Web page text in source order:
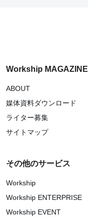
Workship MAGAZINE
ABOUT
媒体資料ダウンロード
ライター募集
サイトマップ
その他のサービス
Workship
Workship ENTERPRISE
Workship EVENT